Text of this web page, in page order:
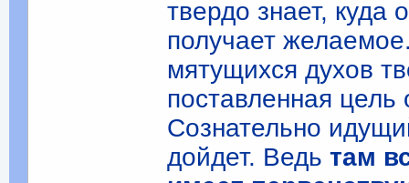
твердо знает, куда
получает
мятущихся духов
поставленная
Сознательно
дойдет. Ведьтам